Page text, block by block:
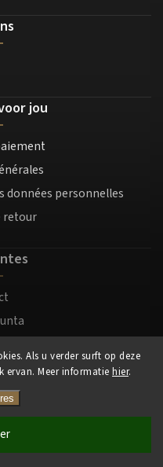
Als u verder surft op deze
ervan. Meer informatie hier.
jou
données personnelles
retour